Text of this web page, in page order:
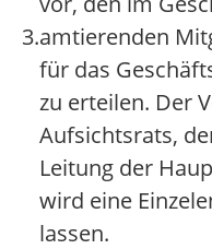
3.amtierenden
für das
zu erteilen. Der
Aufsichtsrats,
Leitung der
wird eine
lassen.